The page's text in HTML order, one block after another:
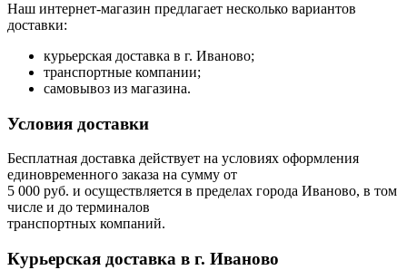
Наш интернет-магазин предлагает несколько вариантов
доставки:
курьерская доставка в г. Иваново;
транспортные компании;
самовывоз из магазина.
Условия доставки
Бесплатная доставка действует на условиях оформления
единовременного заказа на сумму от
5 000 руб. и осуществляется в пределах города Иваново, в том
числе и до терминалов
транспортных компаний.
Курьерская доставка в г. Иваново